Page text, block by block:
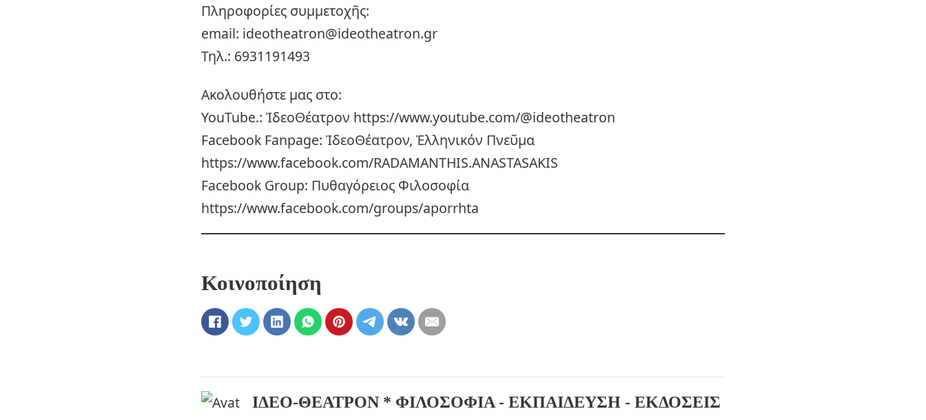
Πληροφορίες συμμετοχῆς:
email: ideotheatron@ideotheatron.gr
Τηλ.: 6931191493
Ακολουθήστε μας στο:
YouTube.: ἸδεοΘέατρον https://www.youtube.com/@ideotheatron
Facebook Fanpage: ἸδεοΘέατρον, Ἑλληνικόν Πνεῦμα
https://www.facebook.com/RADAMANTHIS.ANASTASAKIS
Facebook Group: Πυθαγόρειος Φιλοσοφία
https://www.facebook.com/groups/aporrhta
Κοινοποίηση
ΙΔΕΟ-ΘΕΑΤΡΟΝ * ΦΙΛΟΣΟΦΙΑ - ΕΚΠΑΙΔΕΥΣΗ - ΕΚΔΟΣΕΙΣ